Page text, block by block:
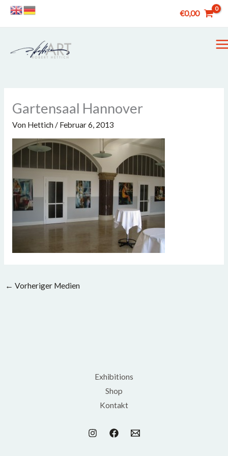
Zum
€0,00
Gartensaal Hannover
Von Hettich / Februar 6, 2013
← Vorheriger Medien
Exhibitions
Shop
Kontakt